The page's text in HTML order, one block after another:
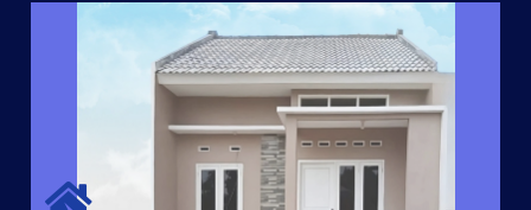
MUTIARA KOPEN
Hunian nyaman dengan suasana pedesaan. 10 menit dari pusat
kota, 2 menit dari Ring Road